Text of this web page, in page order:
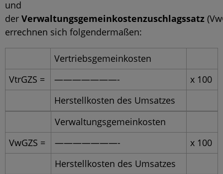
und
der Verwaltungsgemeinkostenzuschlagssatz
errechnen sich folgendermaßen:
Vertriebsgemeinkosten
VtrGZS =
———————-
x 100
Herstellkosten des Umsatzes
Verwaltungsgemeinkosten
VwGZS =
———————-
x 100
Herstellkosten des Umsatzes